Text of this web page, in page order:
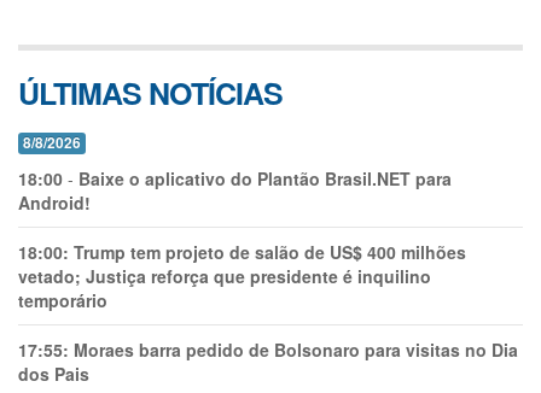
ÚLTIMAS NOTÍCIAS
8/8/2026
18:00 - Baixe o aplicativo do Plantão Brasil.NET para
Android!
18:00: Trump tem projeto de salão de US$ 400 milhões
vetado; Justiça reforça que presidente é inquilino
temporário
17:55: Moraes barra pedido de Bolsonaro para visitas no Dia
dos Pais